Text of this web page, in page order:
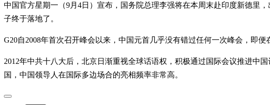
中国官方星期一（9月4日）宣布，国务院总理李强将在本周末赴印度新德里
子终于落地了。
G20自2008年首次召开峰会以来，中国元首几乎没有错过任何一次峰会，即便
2012年中共十八大后，北京日渐重视全球话语权，积极通过国际会议推进中
国，中国领导人在国际多边场合的亮相频率非常高。